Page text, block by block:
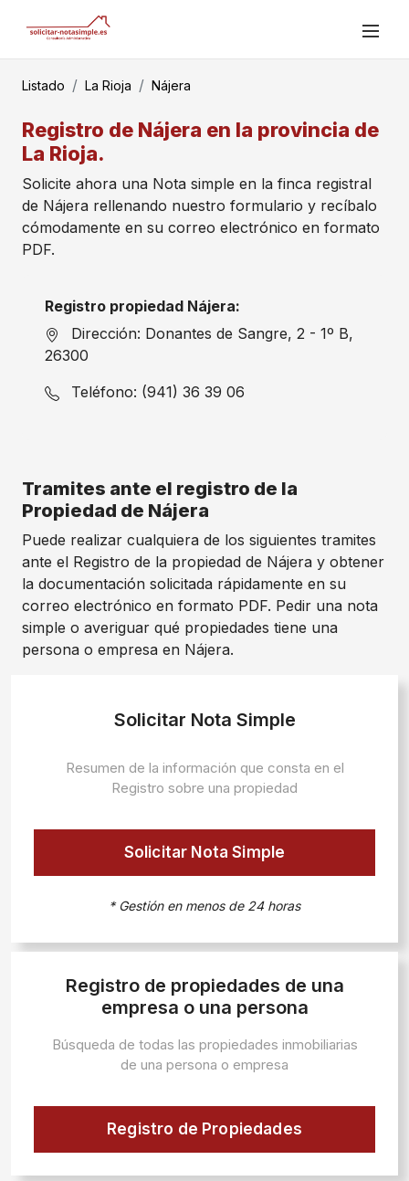
Listado La Rioja Nájera
Registro de Nájera en la provincia de
La Rioja.
Solicite ahora una Nota simple en la finca registral
de Nájera rellenando nuestro formulario y recíbalo
cómodamente en su correo electrónico en formato
PDF.
Registro propiedad Nájera:
Dirección: Donantes de Sangre, 2 - 1º B,
26300
Teléfono: (941) 36 39 06
Tramites ante el registro de la
Propiedad de Nájera
Puede realizar cualquiera de los siguientes tramites
ante el Registro de la propiedad de Nájera y obtener
la documentación solicitada rápidamente en su
correo electrónico en formato PDF. Pedir una nota
simple o averiguar qué propiedades tiene una
persona o empresa en Nájera.
Solicitar Nota Simple
Resumen de la información que consta en el
Registro sobre una propiedad
Solicitar Nota Simple
* Gestión en menos de 24 horas
Registro de propiedades de una
empresa o una persona
Búsqueda de todas las propiedades inmobiliarias
de una persona o empresa
Registro de Propiedades